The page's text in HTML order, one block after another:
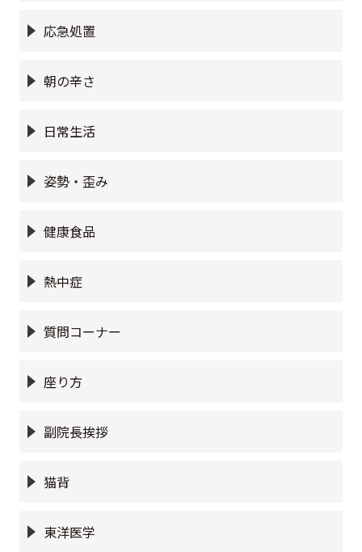
応急処置
朝の辛さ
日常生活
姿勢・歪み
健康食品
熱中症
質問コーナー
座り方
副院長挨拶
猫背
東洋医学